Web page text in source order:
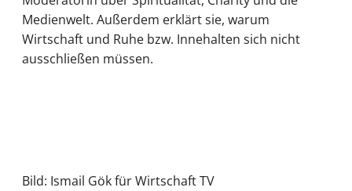
Medienwelt. Außerdem erklärt sie, warum
Wirtschaft und Ruhe bzw. Innehalten sich nicht
ausschließen müssen.
Bild: Ismail Gök für Wirtschaft TV